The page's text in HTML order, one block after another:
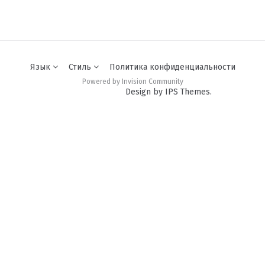
Язык Стиль Политика конфиденциальности
Powered by Invision Community
Design by IPS Themes.